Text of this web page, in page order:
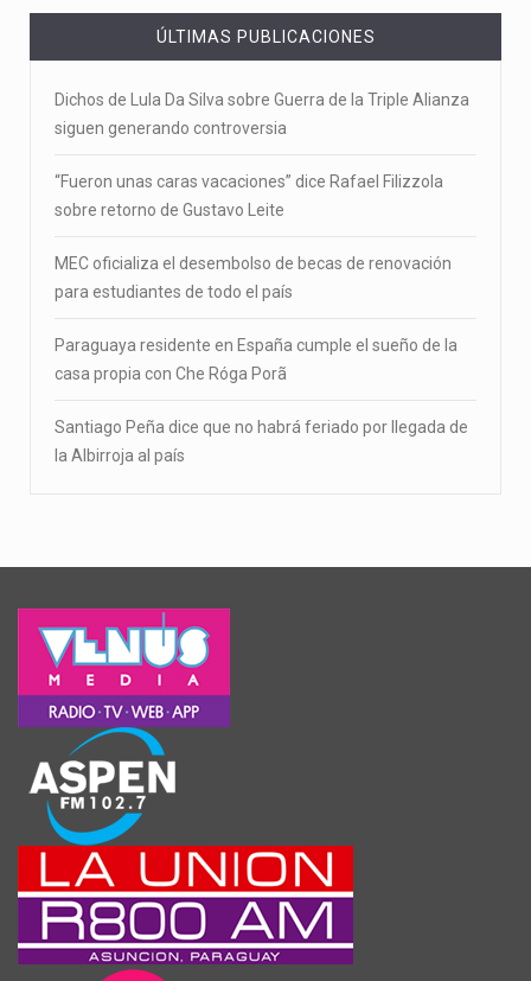
ÚLTIMAS PUBLICACIONES
Dichos de Lula Da Silva sobre Guerra de la Triple Alianza
siguen generando controversia
“Fueron unas caras vacaciones” dice Rafael Filizzola
sobre retorno de Gustavo Leite
MEC oficializa el desembolso de becas de renovación
para estudiantes de todo el país
Paraguaya residente en España cumple el sueño de la
casa propia con Che Róga Porã
Santiago Peña dice que no habrá feriado por llegada de
la Albirroja al país